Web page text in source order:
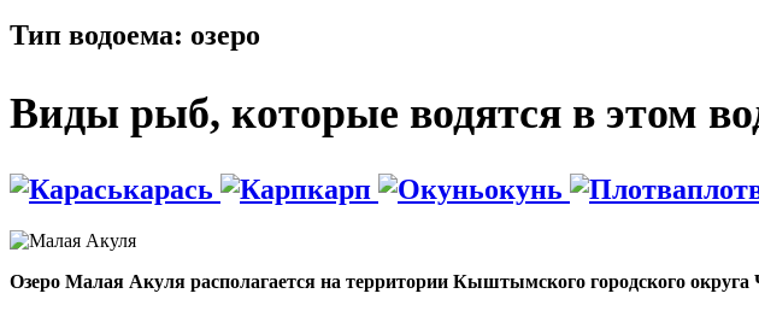
Тип водоема: озеро
Виды рыб, которые водятся в этом
карась карп окунь
Озеро Малая Акуля располагается на территории Кыштымского городского округа